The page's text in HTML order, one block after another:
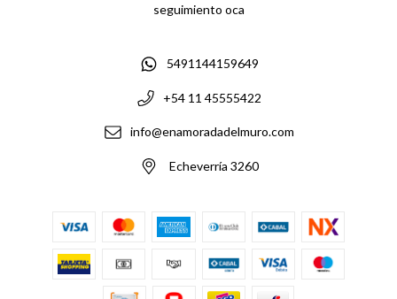
seguimiento oca
5491144159649
+54 11 45555422
info@enamoradadelmuro.com
Echeverría 3260